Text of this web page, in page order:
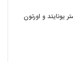
یونایتد و اورتون